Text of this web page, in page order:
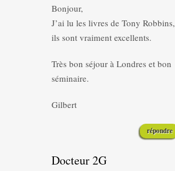
Bonjour,
J’ai lu les livres de Tony Robbins,
ils sont vraiment excellents.
Très bon séjour à Londres et bon
séminaire.
Gilbert
répondre
Docteur 2G